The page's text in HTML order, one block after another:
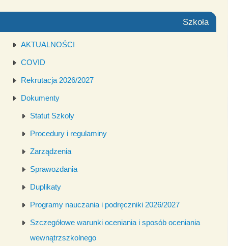
Szkoła
AKTUALNOŚCI
COVID
Rekrutacja 2026/2027
Dokumenty
Statut Szkoły
Procedury i regulaminy
Zarządzenia
Sprawozdania
Duplikaty
Programy nauczania i podręczniki 2026/2027
Szczegółowe warunki oceniania i sposób oceniania
wewnątrzszkolnego